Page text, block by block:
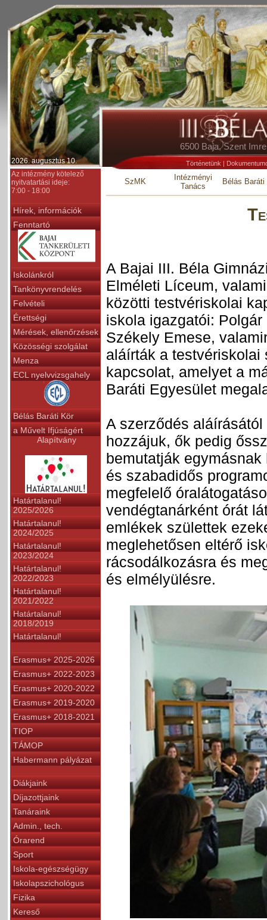
2026. augusztus 10.
6500 Baja, Szent
Történetünk |
Az intézmény kötelező
nyitvatartási ideje:
7:00 - 18:00
Hírek, információk
Fenntartó
Iskolánkról
Tankönyvrendelés
Felvételi
Érettségi
Mérések, ellenőrzések
Közösségi szolgálat
Menza
ECL nyelvvizsgahely
Bélás Baráti Kör
a Művelt Ifjúságért
Alapítvány
Határtalanul!
2025/2026
Határtalanul!
2024/2025
Határtalanul!
2023/2024
Határtalanul!
2022/2023
Határtalanul!
2021/2022
Határtalanul!
2018/2019
Határtalanul!
Erasmus+ 2025-2026
Erasmus+ 2022-2023
Erasmus+ 2020-2022
Erasmus+ 2019-2020
Erasmus+ 2018-2021
TIOP
TÁMOP
Habermann pályázat
Diákjaink
Díjazottjaink
Tanáraink
Admin., tech.
Órarend
Sport
Iskola-egészségügy
Iskolapszichológus
Fizika
Kereső
SzMK
Intézményi
Tanács
Bélás Baráti
A Bajai III. Béla
Elméleti Líceum,
közötti testvériskolai
iskola igazgatói:
Székely Emese,
aláírták a testvériskolai
kapcsolat, amelyet a
Baráti Egyesület
A szerződés
hozzájuk, ők pedig
bemutatják
és szabadidős
megfelelő
vendégtanárként órát
emlékek születtek
meglehetősen eltérő
rácsodálkozásra és
és elmélyülésre.